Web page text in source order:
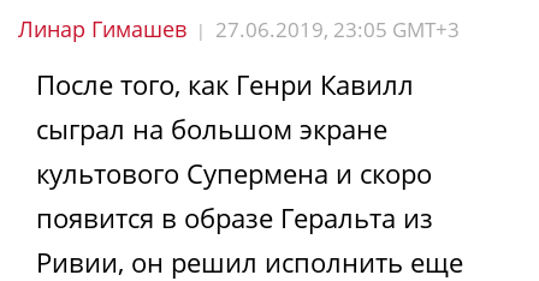
Линар Гимашев | 27.06.2019, 23:05 GMT+3
После того, как Генри Кавилл
сыграл на большом экране
культового Супермена и скоро
появится в образе Геральта из
Ривии, он решил исполнить еще